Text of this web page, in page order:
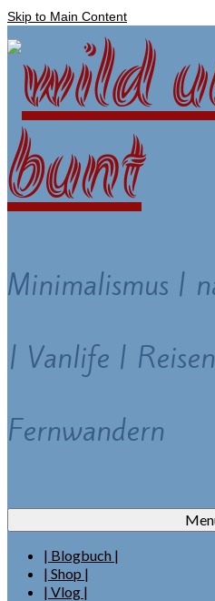
Skip to Main Content
Minimalismus |
| Vanlife |
Fernwandern
| Blogbuch |
| Shop |
| Vlog |